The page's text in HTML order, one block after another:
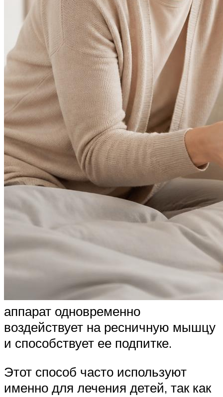
аппарат одновременно
воздействует на ресничную мышцу
и способствует ее подпитке.
Этот способ часто используют
именно для лечения детей, так как